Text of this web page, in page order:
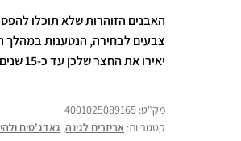
צבעים לבחירה, הנטענות במהלך
יאירו את החצר שלכן עד כ-15 שנים!
מק"ט: 4001025089165
קטגוריות: אביזרים לגינה, גאדג'טים